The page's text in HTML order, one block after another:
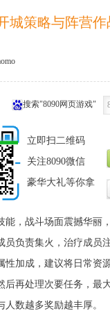
城策略与阵营作
搜索"8090网页游戏"
立即扫二维码
关注8090微信
豪华大礼等你拿
，战斗场面震撼华丽
负责集火，治疗成员
加成，建议将日常资
再处理次要任务，最
数越多奖励越丰厚。